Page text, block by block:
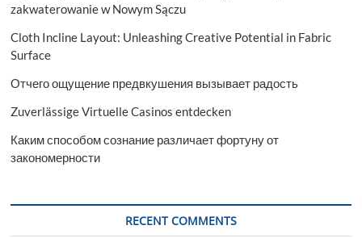
zakwaterowanie w Nowym Sączu
Cloth Incline Layout: Unleashing Creative Potential in Fabric
Surface
Отчего ощущение предвкушения вызывает радость
Zuverlässige Virtuelle Casinos entdecken
Каким способом сознание различает фортуну от
закономерности
RECENT COMMENTS